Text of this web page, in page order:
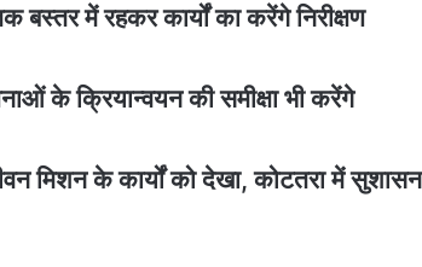
बस्तर में रहकर कार्यों का करेंगे निरीक्षण
के क्रियान्वयन की समीक्षा भी करेंगे
मिशन के कार्यों को देखा, कोटतरा में सुशासन